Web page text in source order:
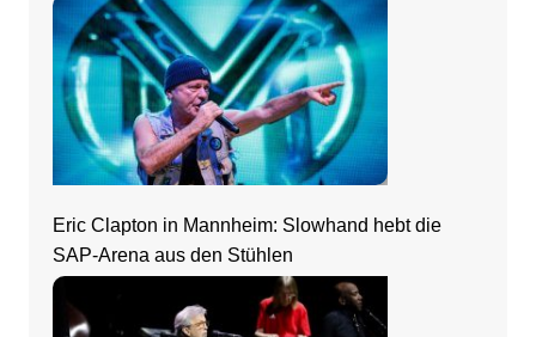
Eric Clapton in Mannheim: Slowhand hebt die
SAP-Arena aus den Stühlen